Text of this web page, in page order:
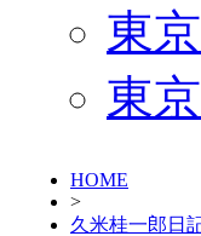
東
東
HOME
>
久米桂一郎日